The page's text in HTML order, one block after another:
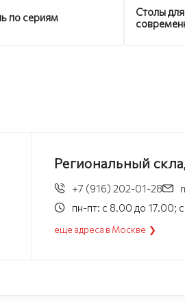
по сериям
Столы
Региональный
+7 (916) 202-01-28
пн-пт: с 8.00 до 17.00;
еще адреса в Москве ❯